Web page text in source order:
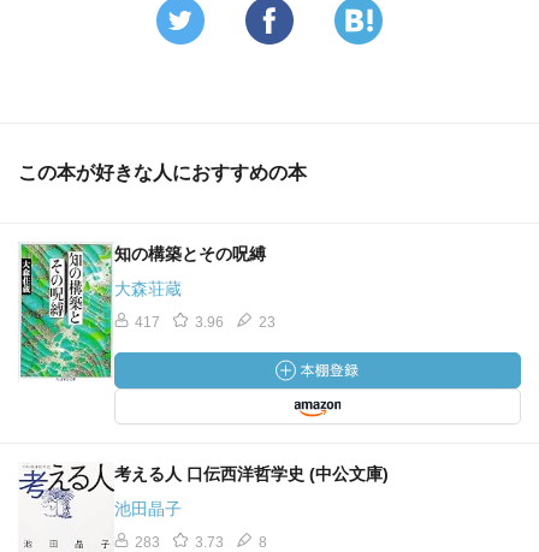
この本が好きな人におすすめの本
知の構築とその呪縛
大森荘蔵
417 3.96 23
考える人 口伝西洋哲学史 (中公文庫)
池田晶子
283 3.73 8